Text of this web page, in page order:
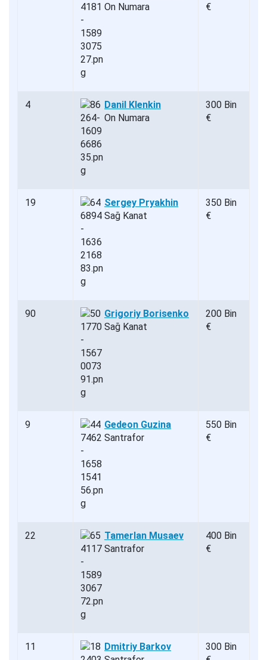
On Numara
€
4
Danil Klenkin
On Numara
300 Bin
€
19
Sergey Pryakhin
Sağ Kanat
350 Bin
€
90
Grigoriy Borisenko
Sağ Kanat
200 Bin
€
9
Gedeon Guzina
Santrafor
550 Bin
€
22
Tamerlan Musaev
Santrafor
400 Bin
€
11
Dmitriy Barkov
300 Bin